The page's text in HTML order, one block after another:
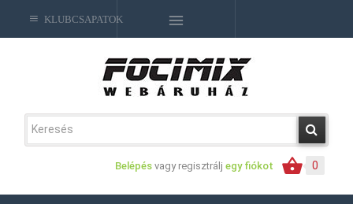
0
Belépés vagy regisztrálj egy fiókot
KLUBCSAPATOK